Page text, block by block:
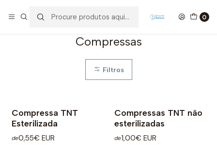
0
Compressas
Filtros
Compressa TNT
Esterilizada
de0,55€ EUR
Compressas TNT não
esterilizadas
de1,00€ EUR